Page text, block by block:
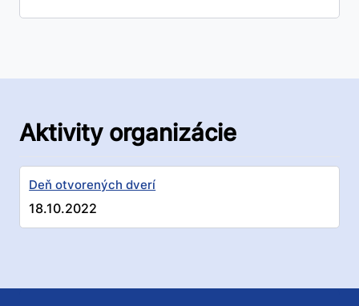
Aktivity organizácie
Deň otvorených dverí
18.10.2022